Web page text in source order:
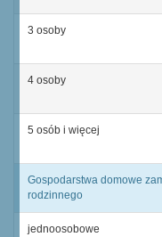
3 osoby
4 osoby
5 osób i więcej
Gospodarstwa domowe
rodzinnego
jednoosobowe